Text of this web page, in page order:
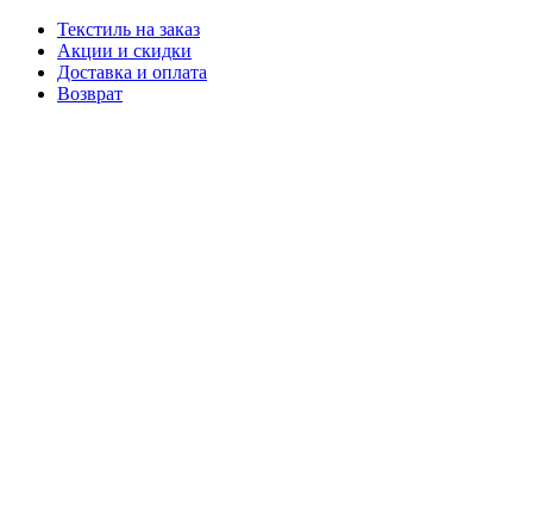
Текстиль на заказ
Акции и скидки
Доставка и оплата
Возврат